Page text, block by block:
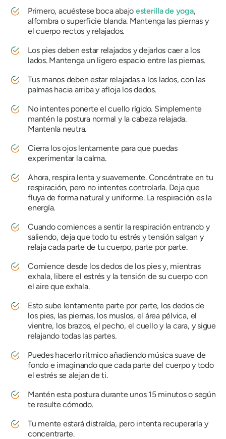
Primero, acuéstese boca abajo esterilla de yoga,
alfombra o superficie blanda. Mantenga las piernas y
el cuerpo rectos y relajados.
Los pies deben estar relajados y dejarlos caer a los
lados. Mantenga un ligero espacio entre las piernas.
Tus manos deben estar relajadas a los lados, con las
palmas hacia arriba y afloja los dedos.
No intentes ponerte el cuello rígido. Simplemente
mantén la postura normal y la cabeza relajada.
Mantenla neutra.
Cierra los ojos lentamente para que puedas
experimentar la calma.
Ahora, respira lenta y suavemente. Concéntrate en tu
respiración, pero no intentes controlarla. Deja que
fluya de forma natural y uniforme. La respiración es la
energía.
Cuando comiences a sentir la respiración entrando y
saliendo, deja que todo tu estrés y tensión salgan y
relaja cada parte de tu cuerpo, parte por parte.
Comience desde los dedos de los pies y, mientras
exhala, libere el estrés y la tensión de su cuerpo con
el aire que exhala.
Esto sube lentamente parte por parte, los dedos de
los pies, las piernas, los muslos, el área pélvica, el
vientre, los brazos, el pecho, el cuello y la cara, y sigue
relajando todas las partes.
Puedes hacerlo rítmico añadiendo música suave de
fondo e imaginando que cada parte del cuerpo y todo
el estrés se alejan de ti.
Mantén esta postura durante unos 15 minutos o según
te resulte cómodo.
Tu mente estará distraída, pero intenta recuperarla y
concentrarte.